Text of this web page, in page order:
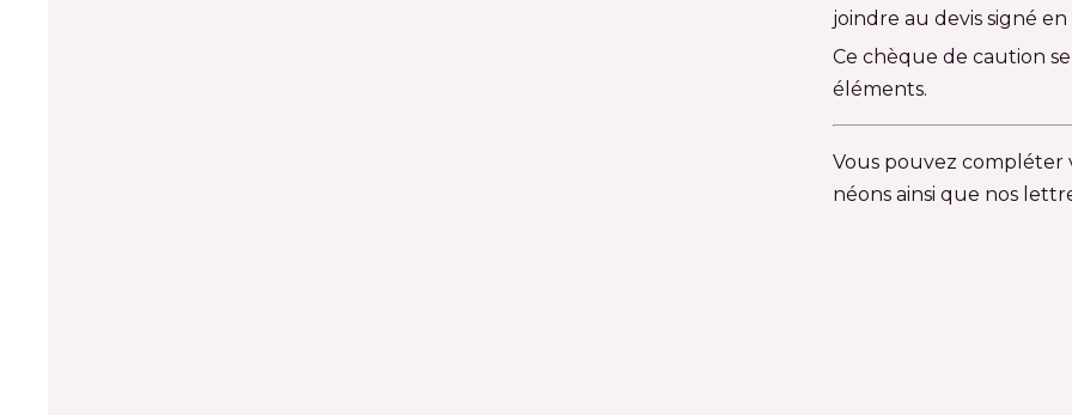
joindre au devis signé
Ce chèque de caution
éléments.
Vous pouvez compléter
néons ainsi que nos